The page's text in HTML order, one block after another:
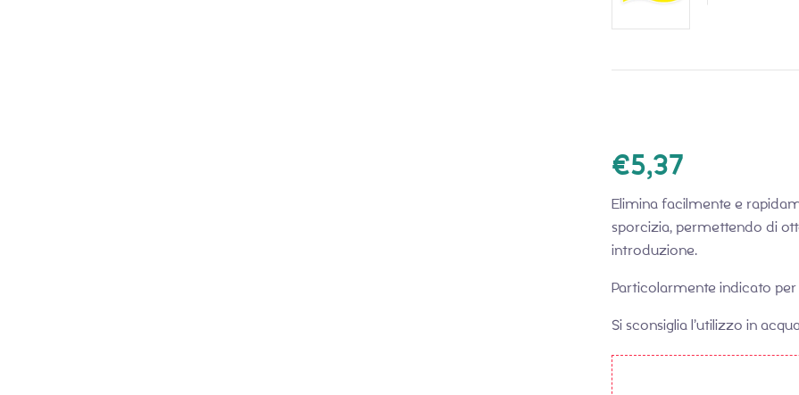
€5,37
Elimina facilmente e
sporcizia, permettendo di
introduzione.
Particolarmente indicato per
Si sconsiglia l’utilizzo in